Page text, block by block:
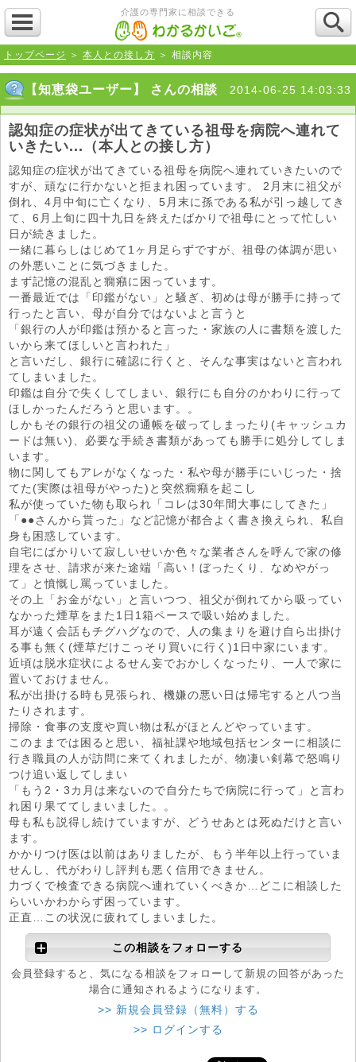
介護の専門家に相談できる
トップページ ＞ 本人との接し方 ＞ 相談内容
【知恵袋ユーザー】 さんの相談 2014-06-25 14:03:33
認知症の症状が出てきている祖母を病院へ連れて
いきたい...（本人との接し方）
認知症の症状が出てきている祖母を病院へ連れていきたいので
すが、頑なに行かないと拒まれ困っています。 2月末に祖父が
倒れ、4月中旬に亡くなり、5月末に孫である私が引っ越してき
て、6月上旬に四十九日を終えたばかりで祖母にとって忙しい
日が続きました。
一緒に暮らしはじめて1ヶ月足らずですが、祖母の体調が思い
の外悪いことに気づきました。
まず記憶の混乱と癇癪に困っています。
一番最近では「印鑑がない」と騒ぎ、初めは母が勝手に持って
行ったと言い、母が自分ではないよと言うと
「銀行の人が印鑑は預かると言った・家族の人に書類を渡した
いから来てほしいと言われた」
と言いだし、銀行に確認に行くと、そんな事実はないと言われ
てしまいました。
印鑑は自分で失くしてしまい、銀行にも自分のかわりに行って
ほしかったんだろうと思います。。
しかもその銀行の祖父の通帳を破ってしまったり(キャッシュカ
ードは無い)、必要な手続き書類があっても勝手に処分してしま
います。
物に関してもアレがなくなった・私や母が勝手にいじった・捨
てた(実際は祖母がやった)と突然癇癪を起こし
私が使っていた物も取られ「コレは30年間大事にしてきた」
「●●さんから貰った」など記憶が都合よく書き換えられ、私自
身も困惑しています。
自宅にばかりいて寂しいせいか色々な業者さんを呼んで家の修
理をさせ、請求が来た途端「高い！ぼったくり、なめやがっ
て」と憤慨し罵っていました。
その上「お金がない」と言いつつ、祖父が倒れてから吸ってい
なかった煙草をまた1日1箱ペースで吸い始めました。
耳が遠く会話もチグハグなので、人の集まりを避け自ら出掛け
る事も無く(煙草だけこっそり買いに行く)1日中家にいます。
近頃は脱水症状によるせん妄でおかしくなったり、一人で家に
置いておけません。
私が出掛ける時も見張られ、機嫌の悪い日は帰宅すると八つ当
たりされます。
掃除・食事の支度や買い物は私がほとんどやっています。
このままでは困ると思い、福祉課や地域包括センターに相談に
行き職員の人が訪問に来てくれましたが、物凄い剣幕で怒鳴り
つけ追い返してしまい
「もう2・3カ月は来ないので自分たちで病院に行って」と言わ
れ困り果ててしまいました。。
母も私も説得し続けていますが、どうせあとは死ぬだけと言い
ます。
かかりつけ医は以前はありましたが、もう半年以上行っていま
せんし、代がわりし評判も悪く信用できません。
力づくで検査できる病院へ連れていくべきか…どこに相談した
らいいかわからず困っています。
正直…この状況に疲れてしまいました。
この相談をフォローする
会員登録すると、気になる相談をフォローして新規の回答があった
場合に通知されるようになります。
>> 新規会員登録（無料）する
>> ログインする